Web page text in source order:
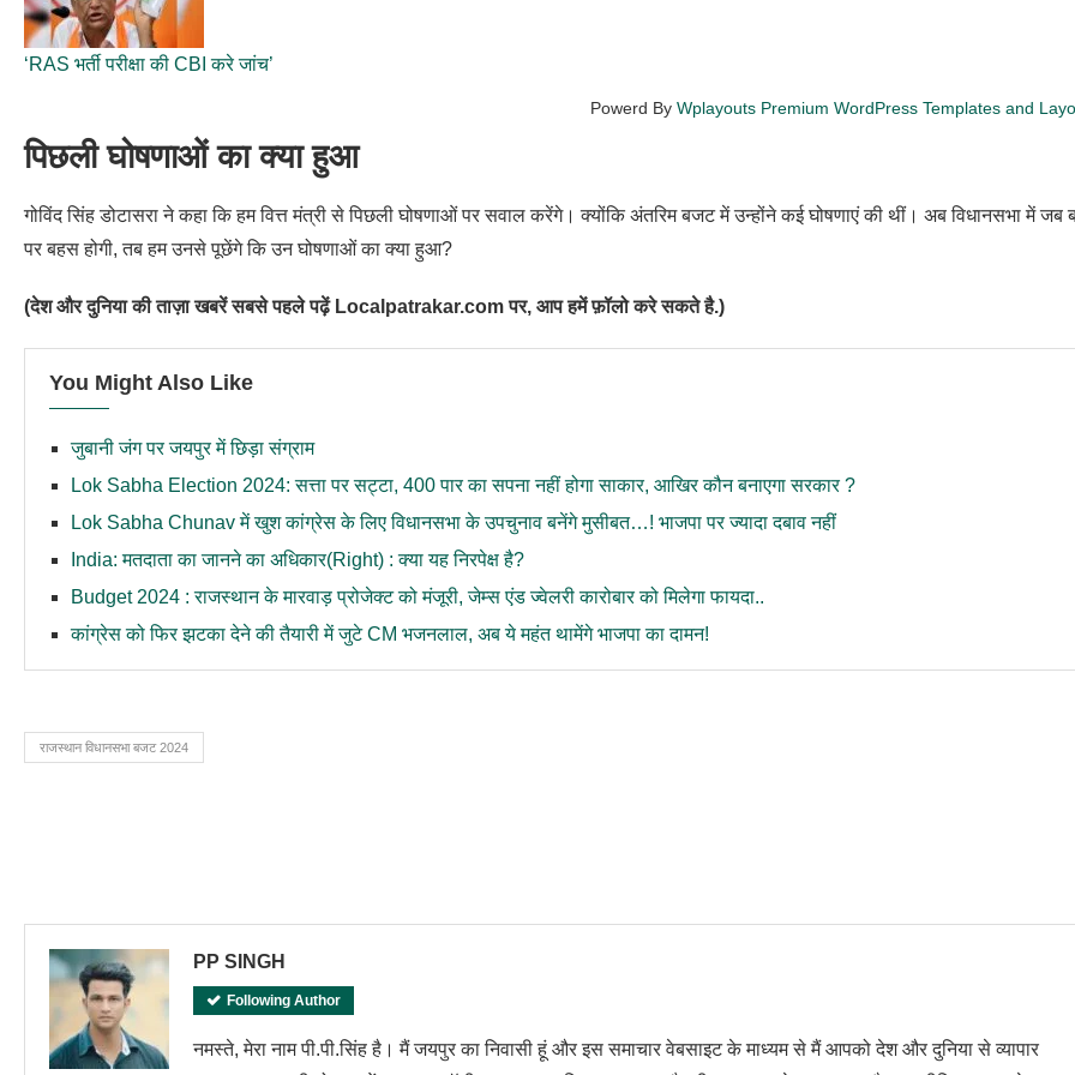
‘RAS भर्ती परीक्षा की CBI करे जांच’
Powerd By Wplayouts Premium WordPress Templates and
पिछली घोषणाओं का क्या हुआ
गोविंद सिंह डोटासरा ने कहा कि हम वित्त मंत्री से पिछली घोषणाओं पर सवाल करेंगे। क्योंकि अंतरिम बजट में उन्होंने कई घोषणाएं की थीं। अब विधानसभा में जब
पर बहस होगी, तब हम उनसे पूछेंगे कि उन घोषणाओं का क्या हुआ?
(देश और दुनिया की ताज़ा खबरें सबसे पहले पढ़ें Localpatrakar.com पर, आप हमें फ़ॉलो करे सकते है.)
You Might Also Like
जुबानी जंग पर जयपुर में छिड़ा संग्राम
Lok Sabha Election 2024: सत्ता पर सट्टा, 400 पार का सपना नहीं होगा साकार, आखिर कौन बनाएगा सरकार ?
Lok Sabha Chunav में खुश कांग्रेस के लिए विधानसभा के उपचुनाव बनेंगे मुसीबत…! भाजपा पर ज्यादा दबाव नहीं
India: मतदाता का जानने का अधिकार(Right) : क्या यह निरपेक्ष है?
Budget 2024 : राजस्थान के मारवाड़ प्रोजेक्ट को मंजूरी, जेम्स एंड ज्वेलरी कारोबार को मिलेगा फायदा..
कांग्रेस को फिर झटका देने की तैयारी में जुटे CM भजनलाल, अब ये महंत थामेंगे भाजपा का दामन!
राजस्थान विधानसभा बजट 2024
PP SINGH
Following Author
नमस्ते, मेरा नाम पी.पी.सिंह है। मैं जयपुर का निवासी हूं और इस समाचार वेबसाइट के माध्यम से मैं आपको देश और दुनिया से व्यापार